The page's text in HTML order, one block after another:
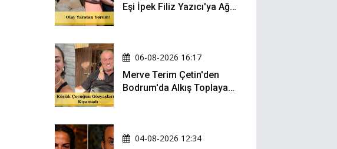
Eşi İpek Filiz Yazıcı'ya Ağır
06-08-2026 16:17
Merve Terim Çetin'den
Bodrum'da Alkış Toplayan
04-08-2026 12:34